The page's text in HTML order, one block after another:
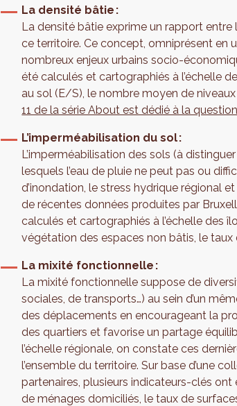
La densité bâtie :
La densité bâtie exprime un rapport entre
ce territoire. Ce concept, omniprésent
nombreux enjeux urbains socio-
été calculés et cartographiés à l’échelle
au sol (E/S), le nombre moyen de
11 de la série About est dédié à la
L’imperméabilisation du sol :
L’imperméabilisation des sols (à
lesquels l’eau de pluie ne peut pas ou
d’inondation, le stress hydrique régional
de récentes données produites par
calculés et cartographiés à l’échelle des
végétation des espaces non bâtis, le taux
La mixité fonctionnelle :
La mixité fonctionnelle suppose de
sociales, de transports…) au sein d’un
des déplacements en encourageant la
des quartiers et favorise un partage
l’échelle régionale, on constate ces
l’ensemble du territoire. Sur base d’une
partenaires, plusieurs indicateurs-clés
de ménages domiciliés, le taux de